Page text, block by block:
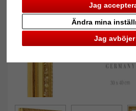
Jag
Jag avböjer
Ändra mina